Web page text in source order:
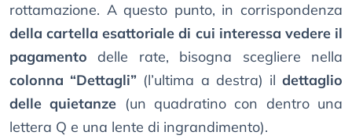
rottamazione. A questo punto, in corrispondenza
della cartella esattoriale di cui interessa vedere il
pagamento delle rate, bisogna scegliere nella
colonna “Dettagli” (l’ultima a destra) ildettaglio
delle quietanze (un quadratino con dentro una
lettera Q e una lente di ingrandimento).